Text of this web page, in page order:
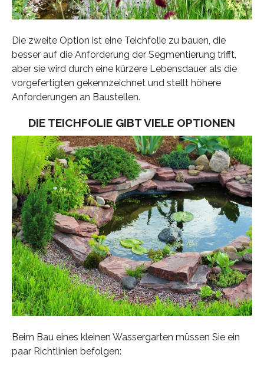
Die zweite Option ist eine Teichfolie zu bauen, die
besser auf die Anforderung der Segmentierung trifft,
aber sie wird durch eine kürzere Lebensdauer als die
vorgefertigten gekennzeichnet und stellt höhere
Anforderungen an Baustellen.
DIE TEICHFOLIE GIBT VIELE OPTIONEN
Beim Bau eines kleinen Wassergarten müssen Sie ein
paar Richtlinien befolgen: